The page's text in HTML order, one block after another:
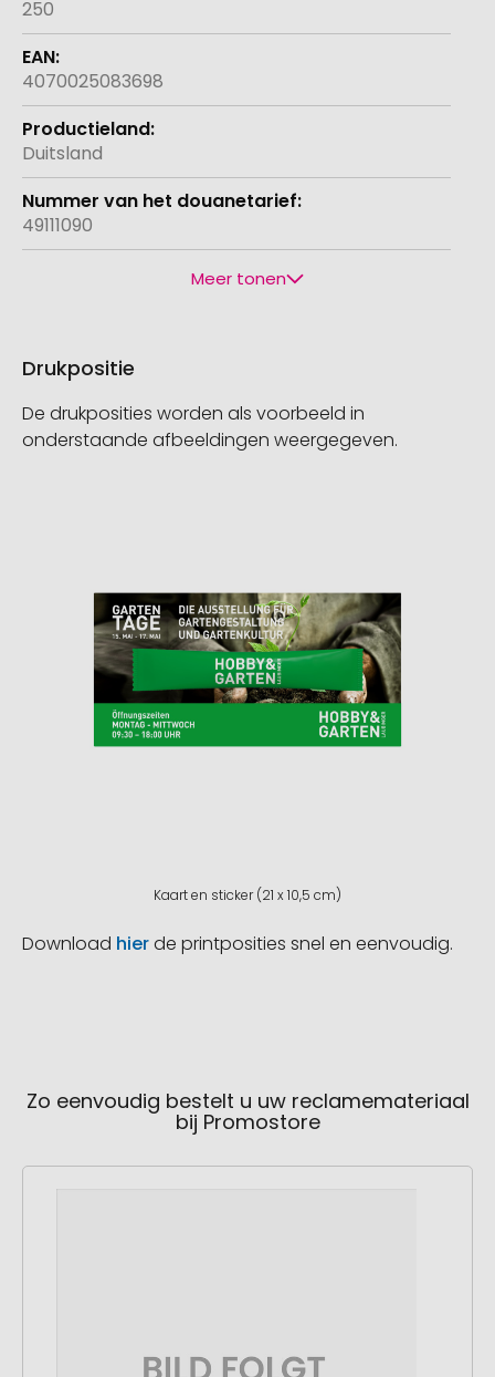
250
4070025083698
Duitsland
49111090
Meer tonen
Drukpositie
De drukposities worden als voorbeeld in
onderstaande afbeeldingen weergegeven.
Kaart en sticker (21 x 10,5 cm)
Download hierde printposities snel en eenvoudig.
Zo eenvoudig bestelt u uw reclamemateriaal
bij Promostore